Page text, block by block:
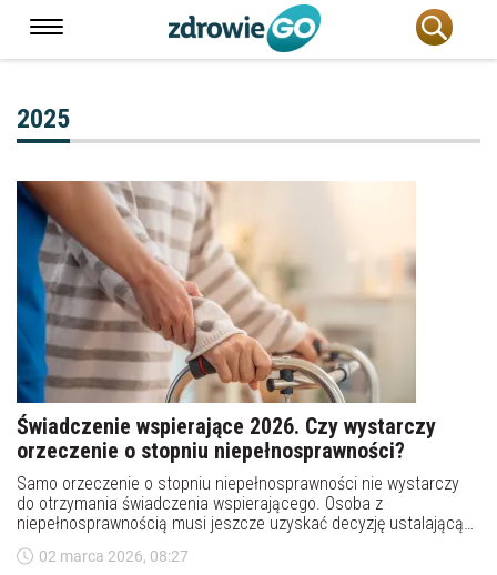
2025
Świadczenie wspierające 2026. Czy wystarczy
orzeczenie o stopniu niepełnosprawności?
Samo orzeczenie o stopniu niepełnosprawności nie wystarczy
do otrzymania świadczenia wspierającego. Osoba z
niepełnosprawnością musi jeszcze uzyskać decyzję ustalającą
poziom potrzeby wsparcia. W praktyce taka procedura nie należy
do najłatwiejszych.
02 marca 2026, 08:27